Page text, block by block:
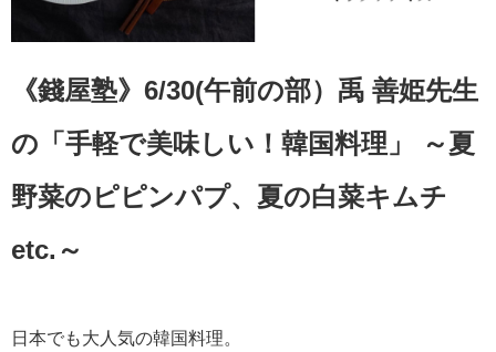
《錢屋塾》6/30(午前の部）禹 善姫先生
の「手軽で美味しい！韓国料理」 ～夏
野菜のピピンパプ、夏の白菜キムチ
etc.～
日本でも大人気の韓国料理。